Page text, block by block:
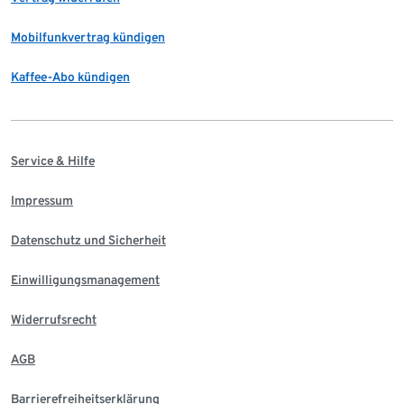
Mobilfunkvertrag kündigen
Kaffee-Abo kündigen
Service & Hilfe
Impressum
Datenschutz und Sicherheit
Einwilligungsmanagement
Widerrufsrecht
AGB
Barrierefreiheitserklärung